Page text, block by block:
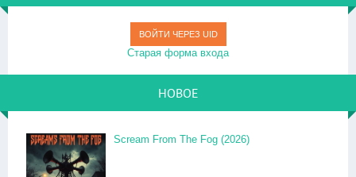
ВОЙТИ ЧЕРЕЗ UID
Старая форма входа
НОВОЕ
Scream From The Fog (2026)